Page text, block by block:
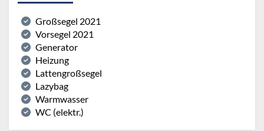
Großsegel 2021
Vorsegel 2021
Generator
Heizung
Lattengroßsegel
Lazybag
Warmwasser
WC (elektr.)